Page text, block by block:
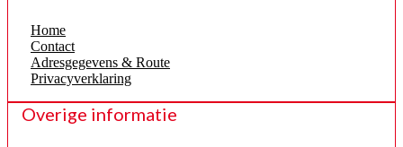
Home
Contact
Adresgegevens & Route
Privacyverklaring
Overige informatie